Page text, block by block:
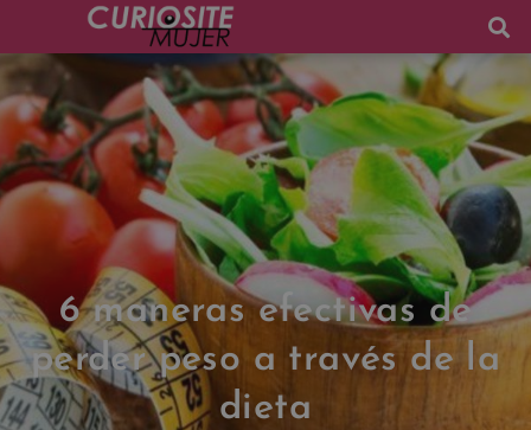
6 maneras efectivas de
perder peso a través de la
dieta